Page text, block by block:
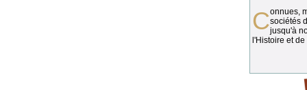
Connues, méconnues, ou inconnues, lessociétés
jusqu'à
l'Histoire et